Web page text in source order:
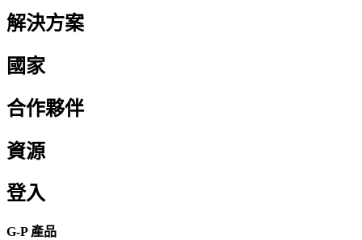
解決方案​​
國家​​
合作夥伴​​
資源​​
登入​​
G-P 產品​​